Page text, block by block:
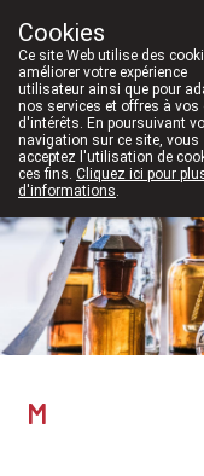
nous serons à
Aujourd'hui
M
Cookies
Ce site Web utilise des
améliorer votre expérience
utilisateur ainsi que pour
nos services et offres à vos
d'intérêts. En poursuivant
navigation sur ce site, vous
acceptez l'utilisation de
ces fins. Cliquez ici pour
d'informations.